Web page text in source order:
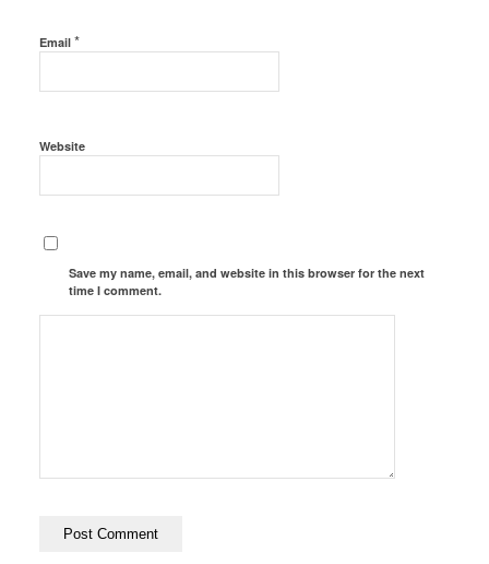
Email *
Website
Save my name, email, and website in this browser for the next
time I comment.